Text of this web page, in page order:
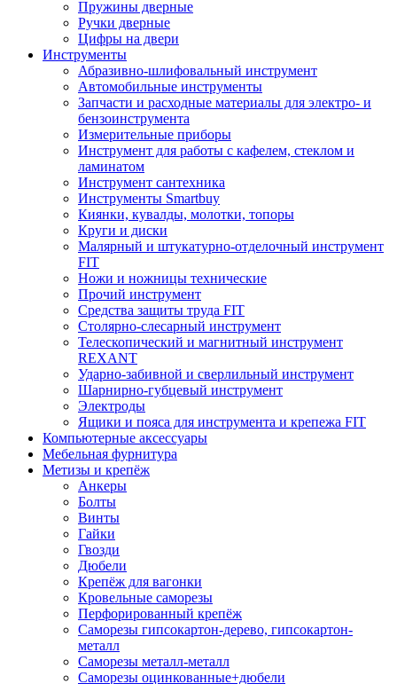
Пружины дверные
Ручки дверные
Цифры на двери
Инструменты
Абразивно-шлифовальный инструмент
Автомобильные инструменты
Запчасти и расходные материалы для электро- и
бензоинструмента
Измерительные приборы
Инструмент для работы с кафелем, стеклом и
ламинатом
Инструмент сантехника
Инструменты Smartbuy
Киянки, кувалды, молотки, топоры
Круги и диски
Малярный и штукатурно-отделочный инструмент
FIT
Ножи и ножницы технические
Прочий инструмент
Средства защиты труда FIT
Столярно-слесарный инструмент
Телескопический и магнитный инструмент
REXANT
Ударно-забивной и сверлильный инструмент
Шарнирно-губцевый инструмент
Электроды
Ящики и пояса для инструмента и крепежа FIT
Компьютерные аксессуары
Мебельная фурнитура
Метизы и крепёж
Анкеры
Болты
Винты
Гайки
Гвозди
Дюбели
Крепёж для вагонки
Кровельные саморезы
Перфорированный крепёж
Саморезы гипсокартон-дерево, гипсокартон-
металл
Саморезы металл-металл
Саморезы оцинкованные+дюбели